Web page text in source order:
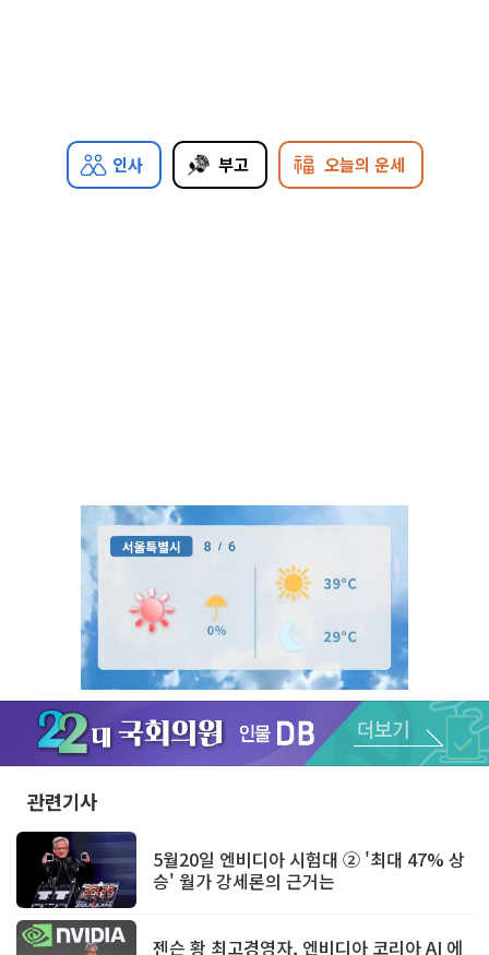
인사 부고 오늘의 운세
Unmute
관련기사
5월20일 엔비디아 시험대 ② '최대 47% 상
승' 월가 강세론의 근거는
젠슨 황 최고경영자, 엔비디아 코리아 AI 에